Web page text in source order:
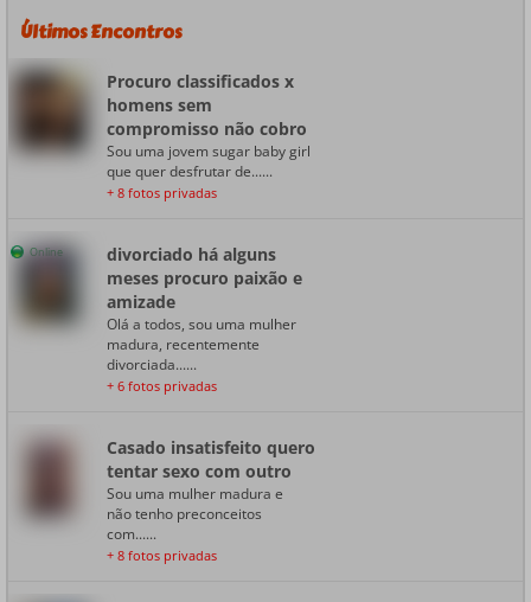
Últimos Encontros
Procuro classificados x
homens sem
compromisso não cobro
Sou uma jovem sugar baby girl
que quer desfrutar de......
+ 8 fotos privadas
Online
divorciado há alguns
meses procuro paixão e
amizade
Olá a todos, sou uma mulher
madura, recentemente
divorciada......
+ 6 fotos privadas
Casado insatisfeito quero
tentar sexo com outro
Sou uma mulher madura e
não tenho preconceitos
com......
+ 8 fotos privadas